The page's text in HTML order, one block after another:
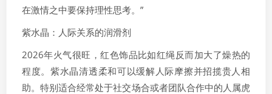
在激情之中要保持理性思考。”
紫水晶：人际关系的润滑剂
2026年火气很旺，红色饰品比如红绳反而加大了燥热的
程度。紫水晶清透柔和可以缓解人际摩擦并招揽贵人相
助。特别适合经常处于社交场合或者团队合作中的人属虎